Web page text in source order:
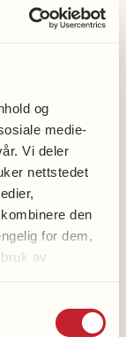
og
medie-
Vi deler
nettstedet
den
for dem,
av
materiell til
2027.
2216